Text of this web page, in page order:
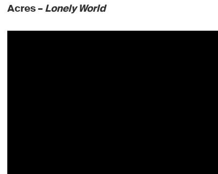
Acres –Lonely World